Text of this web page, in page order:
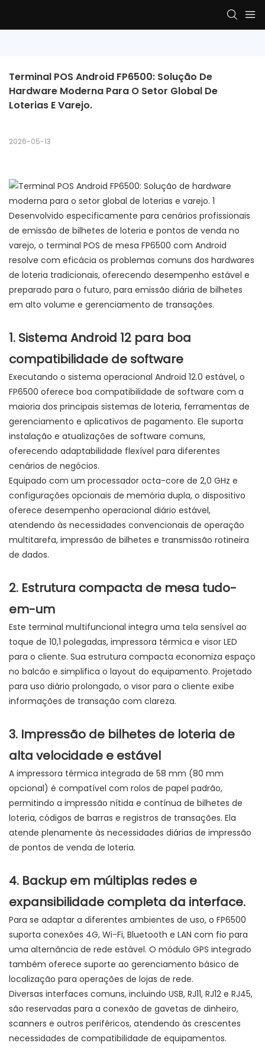
Terminal POS Android FP6500: Solução De
Hardware Moderna Para O Setor Global De
Loterias E Varejo.
2026-05-13
Desenvolvido especificamente para cenários profissionais
de emissão de bilhetes de loteria e pontos de venda no
varejo, o terminal POS de mesa FP6500 com Android
resolve com eficácia os problemas comuns dos hardwares
de loteria tradicionais, oferecendo desempenho estável e
preparado para o futuro, para emissão diária de bilhetes
em alto volume e gerenciamento de transações.
1. Sistema Android 12 para boa
compatibilidade de software
Executando o sistema operacional Android 12.0 estável, o
FP6500 oferece boa compatibilidade de software com a
maioria dos principais sistemas de loteria, ferramentas de
gerenciamento e aplicativos de pagamento. Ele suporta
instalação e atualizações de software comuns,
oferecendo adaptabilidade flexível para diferentes
cenários de negócios.
Equipado com um processador octa-core de 2,0 GHz e
configurações opcionais de memória dupla, o dispositivo
oferece desempenho operacional diário estável,
atendendo às necessidades convencionais de operação
multitarefa, impressão de bilhetes e transmissão rotineira
de dados.
2. Estrutura compacta de mesa tudo-
em-um
Este terminal multifuncional integra uma tela sensível ao
toque de 10,1 polegadas, impressora térmica e visor LED
para o cliente. Sua estrutura compacta economiza espaço
no balcão e simplifica o layout do equipamento. Projetado
para uso diário prolongado, o visor para o cliente exibe
informações de transação com clareza.
3. Impressão de bilhetes de loteria de
alta velocidade e estável
A impressora térmica integrada de 58 mm (80 mm
opcional) é compatível com rolos de papel padrão,
permitindo a impressão nítida e contínua de bilhetes de
loteria, códigos de barras e registros de transações. Ela
atende plenamente às necessidades diárias de impressão
de pontos de venda de loteria.
4. Backup em múltiplas redes e
expansibilidade completa da interface.
Para se adaptar a diferentes ambientes de uso, o FP6500
suporta conexões 4G, Wi-Fi, Bluetooth e LAN com fio para
uma alternância de rede estável. O módulo GPS integrado
também oferece suporte ao gerenciamento básico de
localização para operações de lojas de rede.
Diversas interfaces comuns, incluindo USB, RJ11, RJ12 e RJ45,
são reservadas para a conexão de gavetas de dinheiro,
scanners e outros periféricos, atendendo às crescentes
necessidades de compatibilidade de equipamentos.